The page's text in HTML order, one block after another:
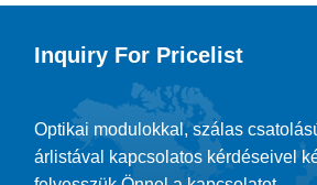
Inquiry For Pricelist
Optikai modulokkal, szálas
árlistával kapcsolatos kérdéseivel